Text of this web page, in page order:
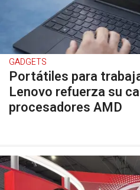
GADGETS
Portátiles para
Lenovo refuerza su
procesadores AMD